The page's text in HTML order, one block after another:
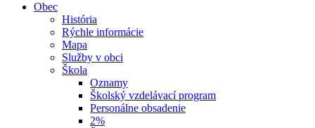
Obec
História
Rýchle informácie
Mapa
Služby v obci
Škola
Oznamy
Školský vzdelávací program
Personálne obsadenie
2%